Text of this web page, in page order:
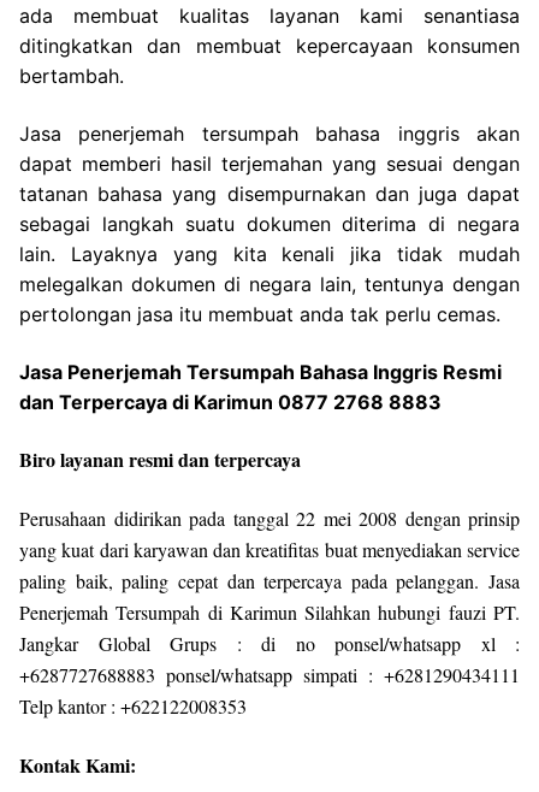
ada membuat kualitas layanan kami senantiasa
ditingkatkan dan membuat kepercayaan konsumen
bertambah.
Jasa penerjemah tersumpah bahasa inggris akan
dapat memberi hasil terjemahan yang sesuai dengan
tatanan bahasa yang disempurnakan dan juga dapat
sebagai langkah suatu dokumen diterima di negara
lain. Layaknya yang kita kenali jika tidak mudah
melegalkan dokumen di negara lain, tentunya dengan
pertolongan jasa itu membuat anda tak perlu cemas.
Jasa Penerjemah Tersumpah Bahasa Inggris Resmi
dan Terpercaya di Karimun 0877 2768 8883
Biro layanan resmi dan terpercaya
Perusahaan didirikan pada tanggal 22 mei 2008 dengan prinsip
yang kuat dari karyawan dan kreatifitas buat menyediakan service
paling baik, paling cepat dan terpercaya pada pelanggan. Jasa
Penerjemah Tersumpah di Karimun Silahkan hubungi fauzi PT.
Jangkar Global Grups : di no ponsel/whatsapp xl :
+6287727688883 ponsel/whatsapp simpati : +6281290434111
Telp kantor : +622122008353
Kontak Kami: